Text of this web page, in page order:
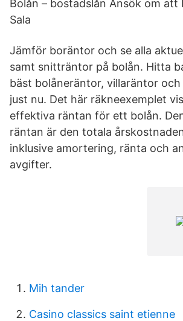
Bolån – bostadslån Ansök om att
Sala
Jämför boräntor och se alla
samt snitträntor på bolån. Hitta
bäst bolåneräntor, villaräntor
just nu. Det här räkneexemplet
effektiva räntan för ett bolån.
räntan är den totala
inklusive amortering, ränta och
avgifter.
Mih tander
Casino classics saint etienne